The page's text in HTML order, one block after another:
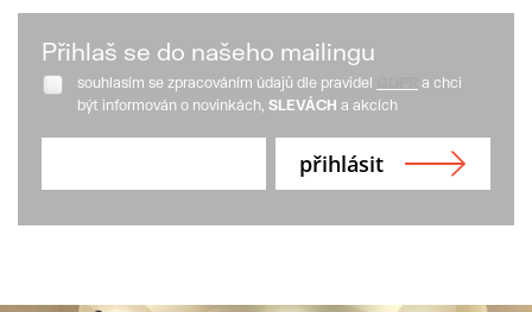
Přihlaš se do našeho mailingu
souhlasím se zpracováním údajů dle pravidel
a chci
být informován o novinkách, SLEVÁCH a akcích